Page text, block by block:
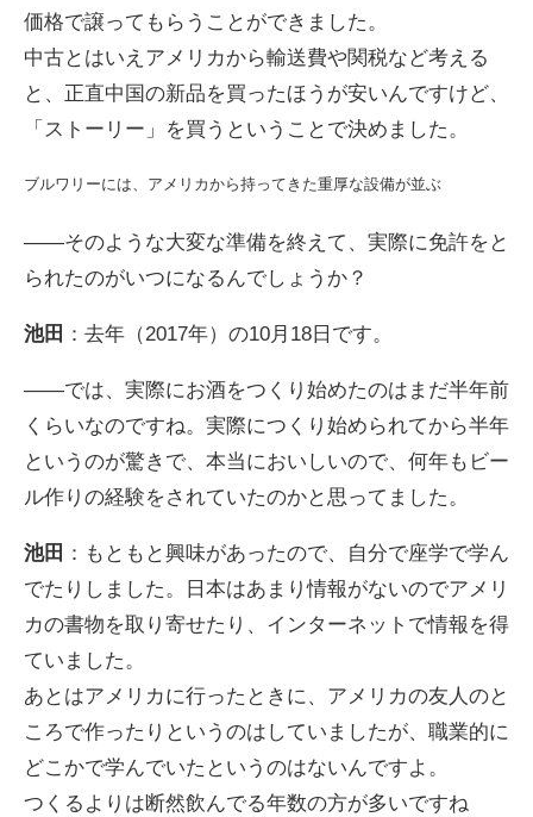
価格で譲ってもらうことができました。
中古とはいえアメリカから輸送費や関税など考える
と、正直中国の新品を買ったほうが安いんですけど、
「ストーリー」を買うということで決めました。
ブルワリーには、アメリカから持ってきた重厚な設備が並ぶ
――そのような大変な準備を終えて、実際に免許をと
られたのがいつになるんでしょうか？
池田 ：去年（2017年）の10月18日です。
――では、実際にお酒をつくり始めたのはまだ半年前
くらいなのですね。実際につくり始められてから半年
というのが驚きで、本当においしいので、何年もビー
ル作りの経験をされていたのかと思ってました。
池田 ：もともと興味があったので、自分で座学で学ん
でたりしました。日本はあまり情報がないのでアメリ
カの書物を取り寄せたり、インターネットで情報を得
ていました。
あとはアメリカに行ったときに、アメリカの友人のと
ころで作ったりというのはしていましたが、職業的に
どこかで学んでいたというのはないんですよ。
つくるよりは断然飲んでる年数の方が多いですね